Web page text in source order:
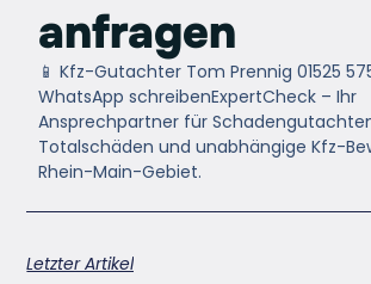
anfragen
📱Kfz-Gutachter Tom Prennig 01525
WhatsApp schreibenExpertCheck – Ihr
Ansprechpartner für
Totalschäden und unabhängige Kfz-
Rhein-Main-Gebiet.
Letzter Artikel